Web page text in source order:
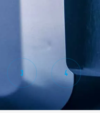
3
BLISS. YOUR
CLIMATE
4